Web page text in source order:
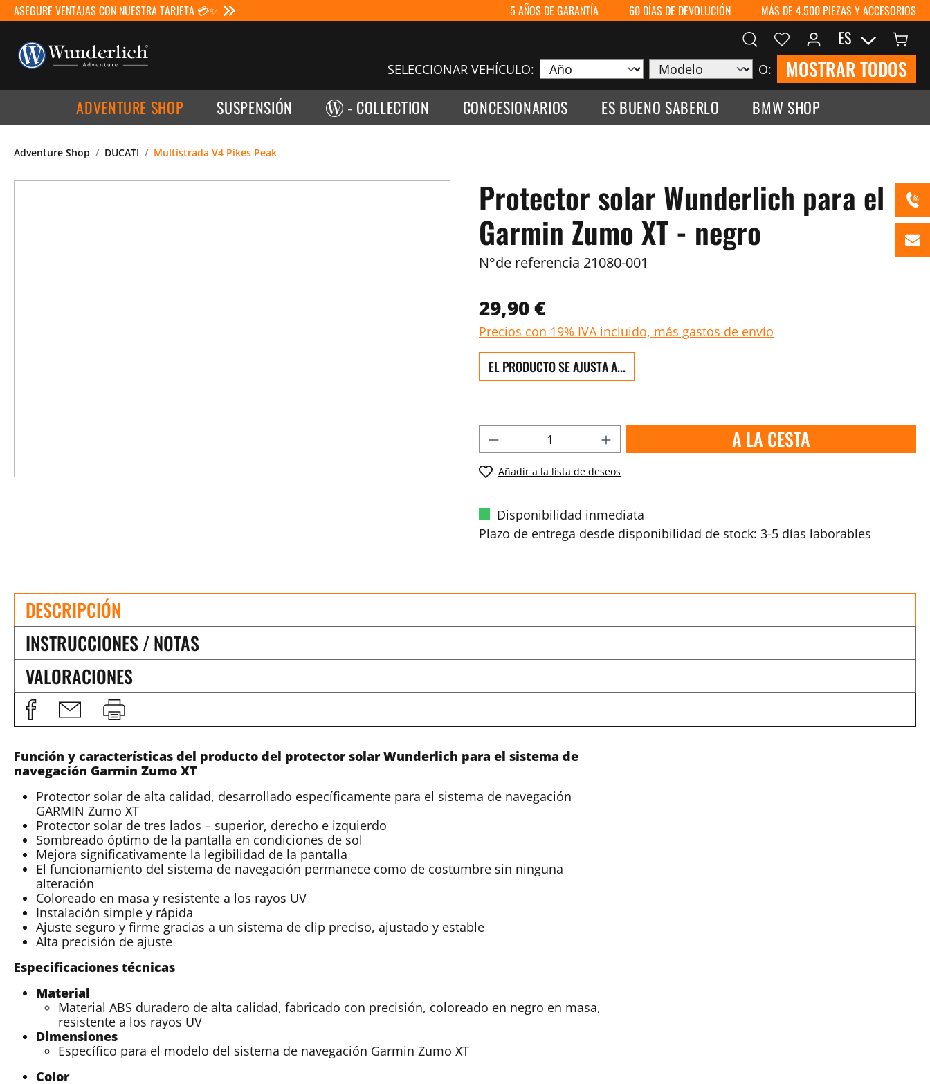
ASEGURE VENTAJAS CON NUESTRA TARJETA 💳✨ 5 AÑOS DE GARANTÍA 60 DÍAS DE DEVOLUCIÓN MÁS DE 4.500 PIEZAS Y ACCESORIOS
SELECCIONAR VEHÍCULO: O: MOSTRAR TODOS
ES
ADVENTURE SHOP SUSPENSIÓN - COLLECTION CONCESIONARIOS ES BUENO SABERLO BMW SHOP
Adventure Shop DUCATI Multistrada V4 Pikes Peak
Protector solar Wunderlich para el
Garmin Zumo XT - negro
N°de referencia 21080-001
29,90 €
Precios con 19% IVA incluido, más gastos de envío
EL PRODUCTO SE AJUSTA A...
A LA CESTA
Añadir a la lista de deseos
Disponibilidad inmediata
Plazo de entrega desde disponibilidad de stock: 3-5 días laborables
DESCRIPCIÓN
INSTRUCCIONES / NOTAS
VALORACIONES
Función y características del producto del protector solar Wunderlich para el sistema de
navegación Garmin Zumo XT
Protector solar de alta calidad, desarrollado específicamente para el sistema de navegación
GARMIN Zumo XT
Protector solar de tres lados – superior, derecho e izquierdo
Sombreado óptimo de la pantalla en condiciones de sol
Mejora significativamente la legibilidad de la pantalla
El funcionamiento del sistema de navegación permanece como de costumbre sin ninguna
alteración
Coloreado en masa y resistente a los rayos UV
Instalación simple y rápida
Ajuste seguro y firme gracias a un sistema de clip preciso, ajustado y estable
Alta precisión de ajuste
Especificaciones técnicas
Material
Material ABS duradero de alta calidad, fabricado con precisión, coloreado en negro en masa,
resistente a los rayos UV
Dimensiones
Específico para el modelo del sistema de navegación Garmin Zumo XT
Color